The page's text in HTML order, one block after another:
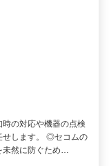
の対応や機器の点検
せします。 ◎セコムの
未然に防ぐため…